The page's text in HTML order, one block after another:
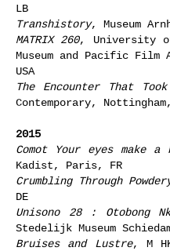
LB
Transhistory, Museum
MATRIX 260, University
Museum and Pacific Film
USA
The Encounter That
Contemporary,
2015
Comot Your eyes make a
Kadist, Paris, FR
Crumbling Through
DE
Unisono 28 : Otobong
Stedelijk Museum
Bruises and Lustre, M